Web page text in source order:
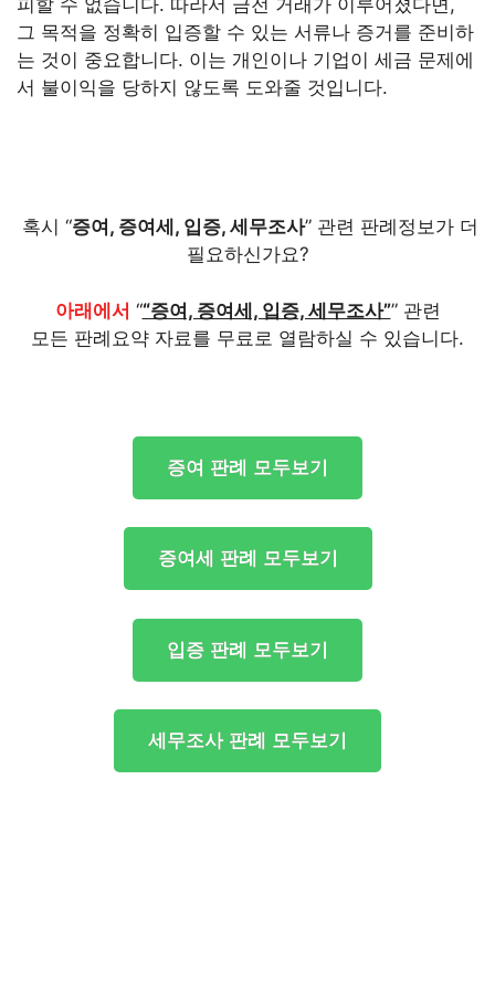
피할 수 없습니다. 따라서 금전 거래가 이루어졌다면,
그 목적을 정확히 입증할 수 있는 서류나 증거를 준비하
는 것이 중요합니다. 이는 개인이나 기업이 세금 문제에
서 불이익을 당하지 않도록 도와줄 것입니다.
혹시 “증여, 증여세, 입증, 세무조사” 관련 판례정보가 더
필요하신가요?
아래에서 ““증여, 증여세, 입증, 세무조사”” 관련
모든 판례요약 자료를 무료로 열람하실 수 있습니다.
증여 판례 모두보기
증여세 판례 모두보기
입증 판례 모두보기
세무조사 판례 모두보기